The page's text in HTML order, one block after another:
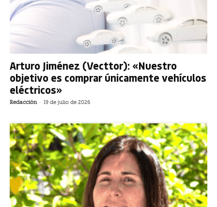
Arturo Jiménez (Vecttor): «Nuestro
objetivo es comprar únicamente vehículos
eléctricos»
Redacción - 19 de julio de 2026